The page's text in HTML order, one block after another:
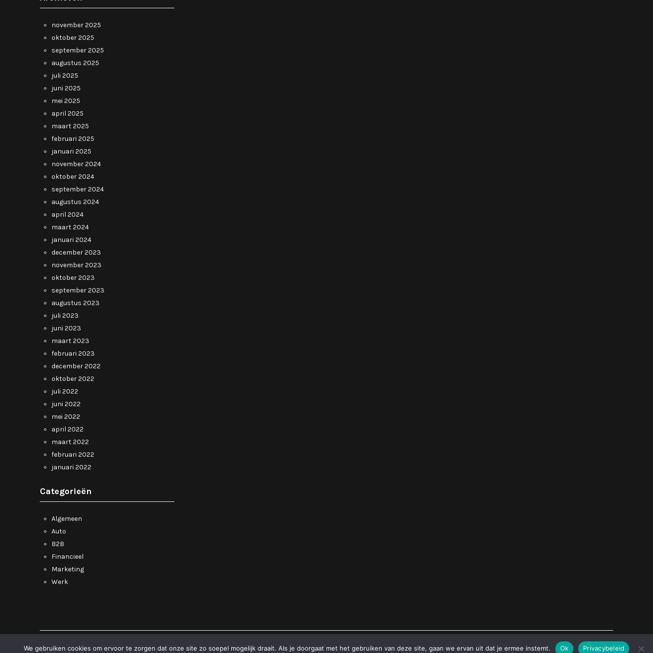
november 2025
oktober 2025
september 2025
augustus 2025
juli 2025
juni 2025
mei 2025
april 2025
maart 2025
februari 2025
januari 2025
november 2024
oktober 2024
september 2024
augustus 2024
april 2024
maart 2024
januari 2024
december 2023
november 2023
oktober 2023
september 2023
augustus 2023
juli 2023
juni 2023
maart 2023
februari 2023
december 2022
oktober 2022
juli 2022
juni 2022
mei 2022
april 2022
maart 2022
februari 2022
januari 2022
Categorieën
Algemeen
Auto
B2B
Financieel
Marketing
Werk
We gebruiken cookies om ervoor te zorgen dat onze site zo soepel mogelijk draait. Als je doorgaat met het gebruiken van deze site, gaan we ervan uit dat je ermee instemt. Ok Privacybeleid